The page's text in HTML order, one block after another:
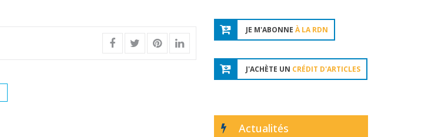
JE M'ABONNE À LA RDN
J'ACHÈTE UN CRÉDIT D'ARTICLES
Actualités